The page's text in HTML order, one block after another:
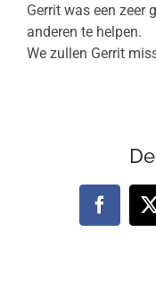
Gerrit was een zeer
anderen te helpen.
We zullen Gerrit